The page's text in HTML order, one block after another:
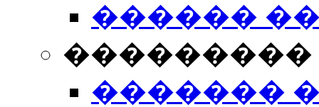
������
���������
�������